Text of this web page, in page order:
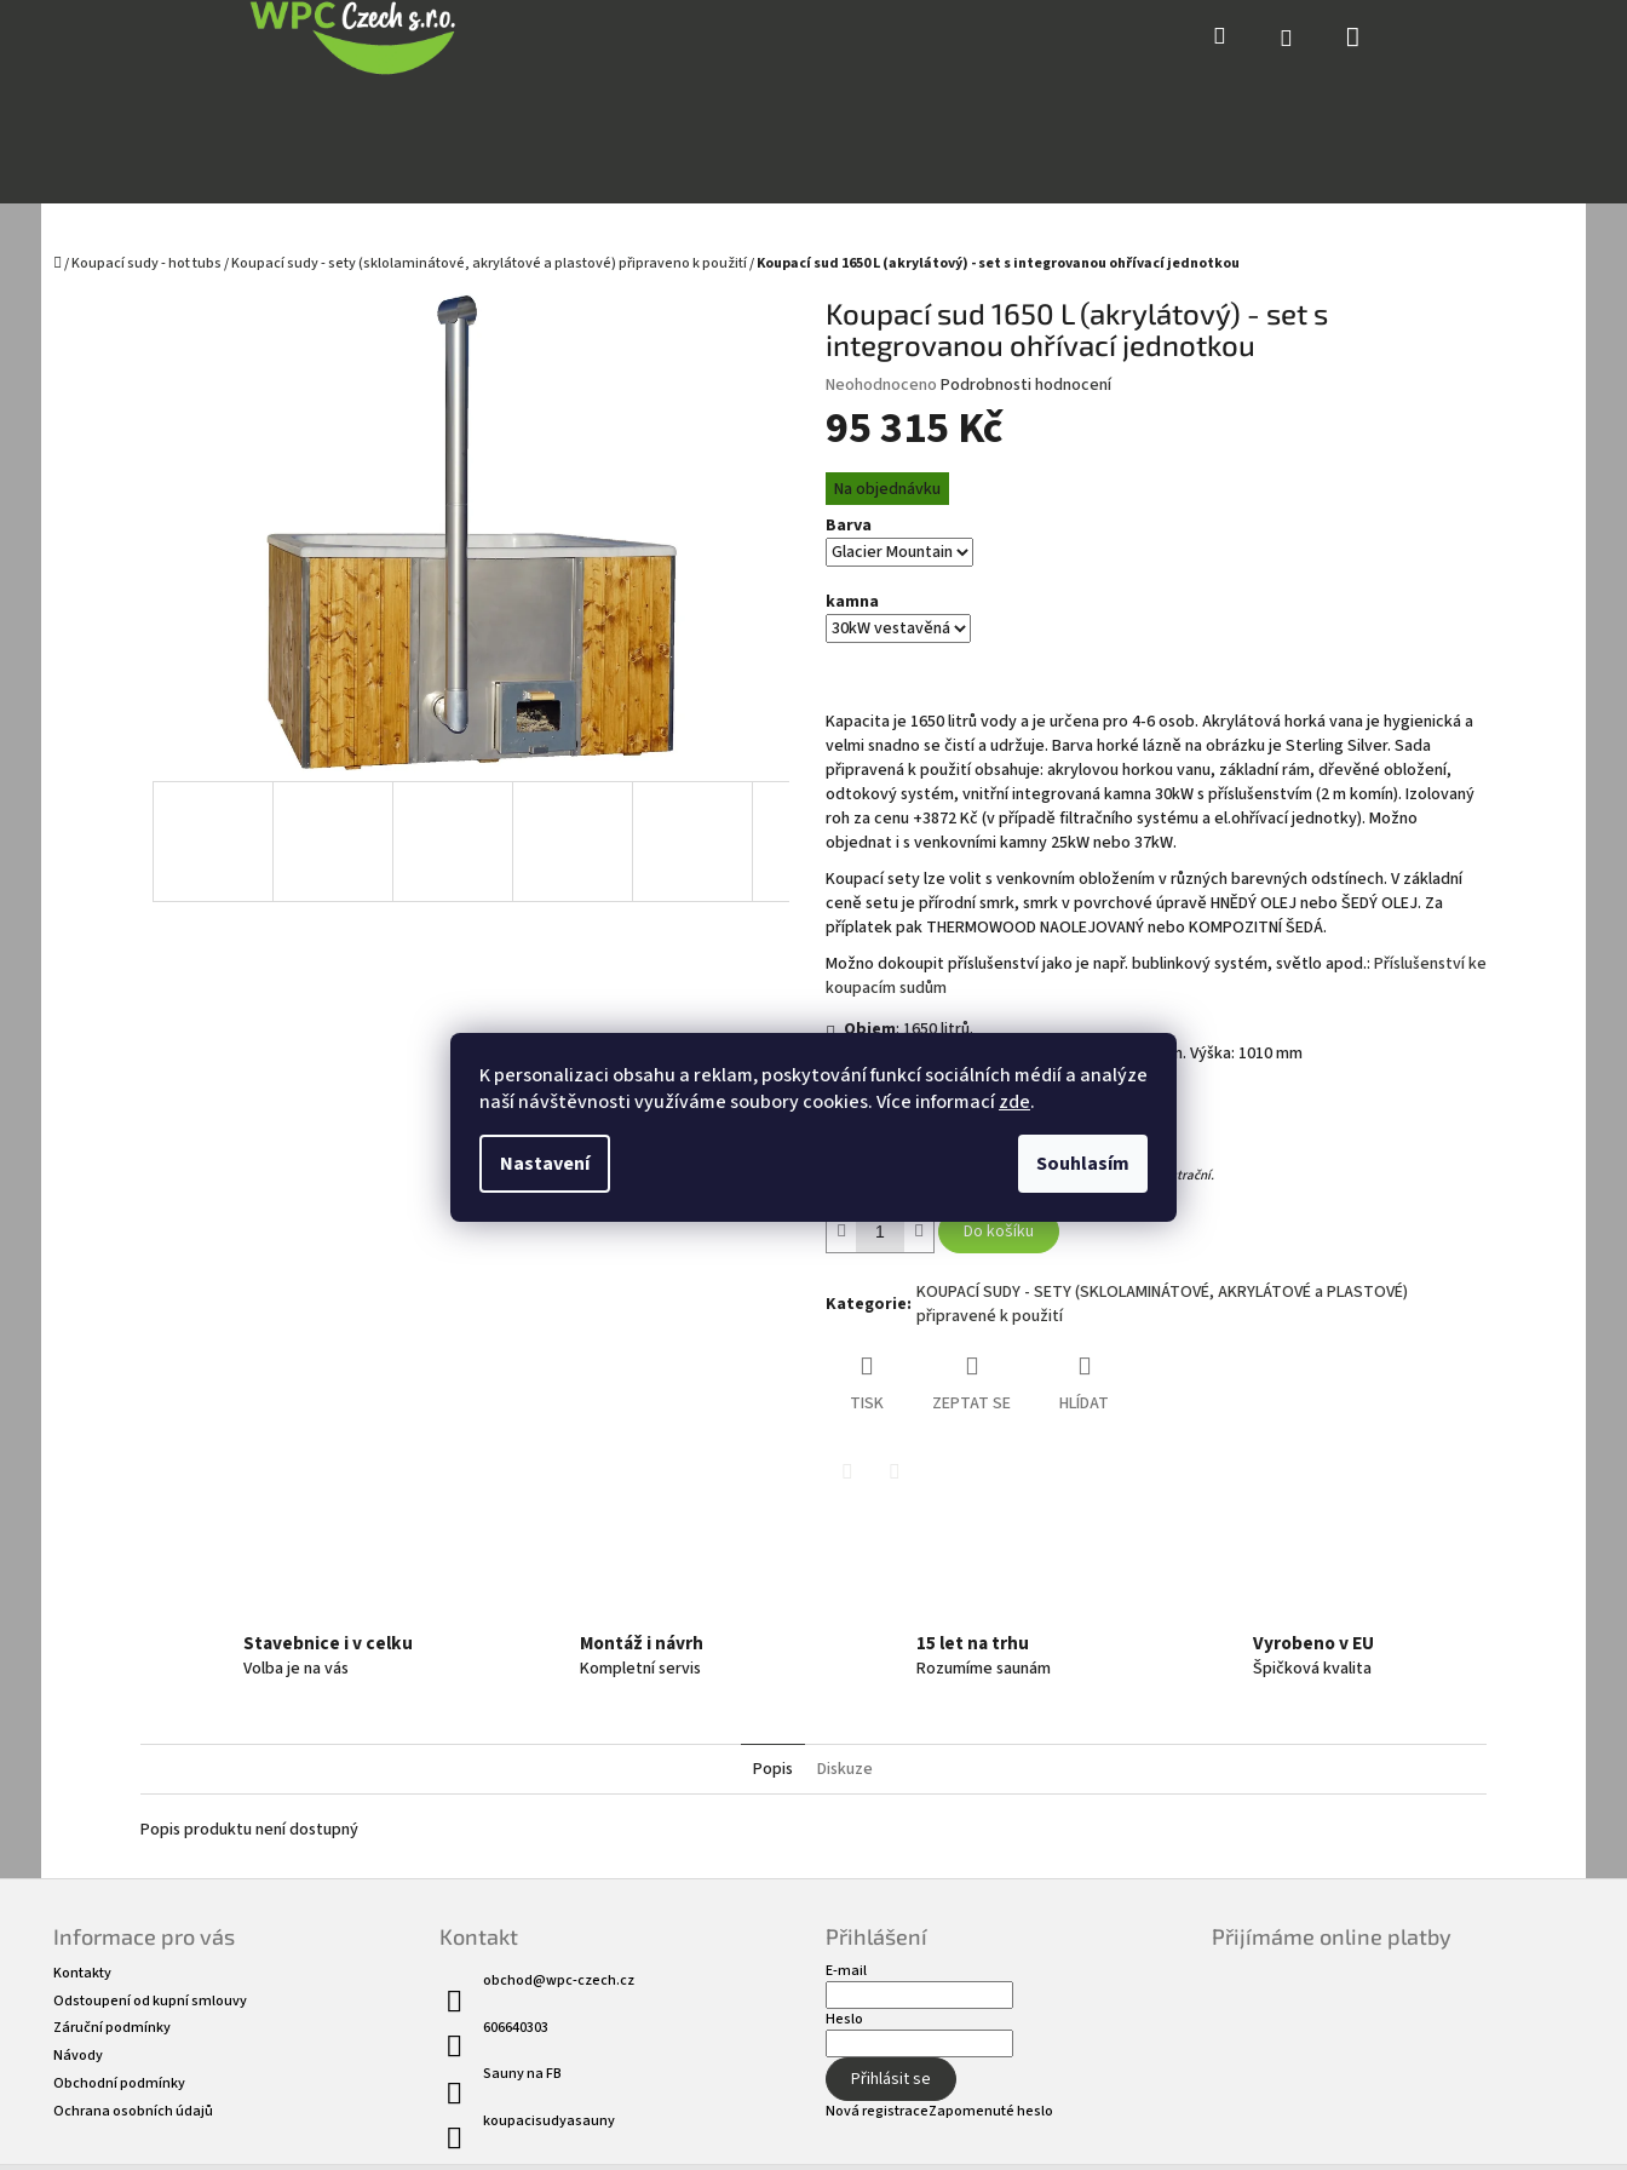
K personalizaci obsahu a reklam, poskytování funkcí sociálních médií a analýze
naší návštěvnosti využíváme soubory cookies. Více informacízde.
Nastavení Souhlasím
Hledat Přihlášení
Domů
/Koupací sudy - hot tubs/Koupací sudy - sety (sklolaminátové, akrylátové a plastové) připraveno k použití/ Koupací sud 1650 L (akrylátový) - set s integrovanou ohřívací jednotkou
Koupací sud 1650 L (akrylátový) - set s
integrovanou ohřívací jednotkou
Průměrné
produktu
0,0
z
5
hvězdiček.
Neohodnoceno Podrobnosti hodnocení
95 315 Kč
Měrná
cena:
Na objednávku
Barva
kamna
Kapacita je 1650 litrů vody a je určena pro 4-6 osob. Akrylátová horká vana je hygienická a
velmi snadno se čistí a udržuje. Barva horké lázně na obrázku je Sterling Silver. Sada
připravená k použití obsahuje: akrylovou horkou vanu, základní rám, dřevěné obložení,
odtokový systém, vnitřní integrovaná kamna 30kW s příslušenstvím (2 m komín). Izolovaný
roh za cenu +3872 Kč (v případě filtračního systému a el.ohřívací jednotky). Možno
objednat i s venkovními kamny 25kW nebo 37kW.
Koupací sety lze volit s venkovním obložením v různých barevných odstínech. V základní
ceně setu je přírodní smrk, smrk v povrchové úpravě HNĚDÝ OLEJ nebo ŠEDÝ OLEJ. Za
příplatek pak THERMOWOOD NAOLEJOVANÝ nebo KOMPOZITNÍ ŠEDÁ.
Možno dokoupit příslušenství jako je např. bublinkový systém, světlo apod.: Příslušenství ke
koupacím sudům
Objem: 1650 litrů.
Délka: 2060 mm. Šířka: 2060 mm. Výška: 1010 mm
Záruka (měsíců): 36
Doplňující informace: Prezentované fotografie jsou pouze ilustrační.
Do košíku
Kategorie: KOUPACÍ SUDY - SETY (SKLOLAMINÁTOVÉ, AKRYLÁTOVÉ a PLASTOVÉ)
připravené k použití
TISK ZEPTAT SE HLÍDAT
Stavebnice i v celku
Volba je na vás
Montáž i návrh
Kompletní servis
15 let na trhu
Rozumíme saunám
Vyrobeno v EU
Špičková kvalita
Popis Diskuze
Popis produktu není dostupný
Informace pro vás
Kontakty
Odstoupení od kupní smlouvy
Záruční podmínky
Návody
Obchodní podmínky
Ochrana osobních údajů
Kontakt
obchod@wpc-czech.cz
606640303
Sauny na FB
koupacisudyasauny
Přihlášení
E-mail
Heslo
Přihlásit se
Nová registraceZapomenuté heslo
Přijímáme online platby